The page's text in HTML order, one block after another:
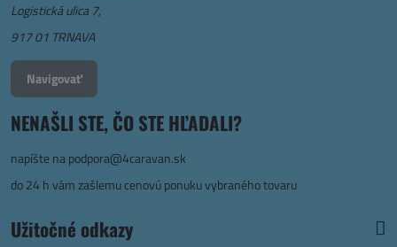
Logistická ulica 7,
917 01 TRNAVA
Navigovať
NENAŠLI STE, ČO STE HĽADALI?
napíšte napodpora@4caravan.sk
do 24 h vám zašlemu cenovú ponuku vybraného tovaru
Užitočné odkazy